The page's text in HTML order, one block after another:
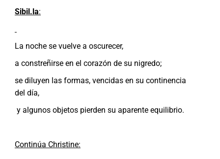
Sibil.la:
La noche se vuelve a oscurecer,
a constreñirse en el corazón de su nigredo;
se diluyen las formas, vencidas en su continencia
del día,
y algunos objetos pierden su aparente equilibrio.
Continúa Christine: